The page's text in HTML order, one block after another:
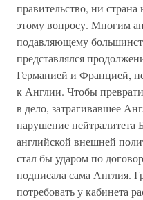
правительство, ни
этому вопросу. Многим
подавляющему
представлялся
Германией и Францией,
к Англии. Чтобы
в дело, затрагивавшее
нарушение нейтралитета
английской внешней
стал бы ударом по
подписала сама Англия.
потребовать у кабинета